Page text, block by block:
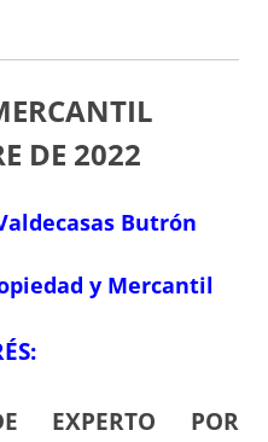
DE 2022
Butrón
y Mercantil
EXPERTO POR